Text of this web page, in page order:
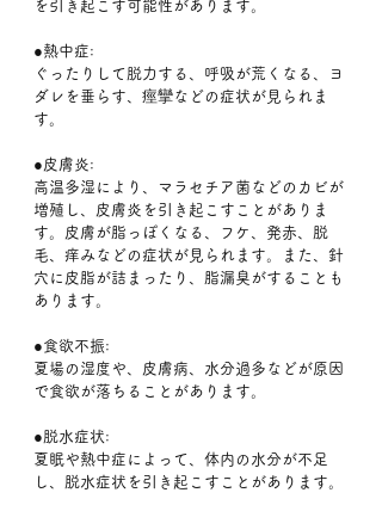
を引き起こす可能性があります。﻿
●熱中症:
ぐったりして脱力する、呼吸が荒くなる、ヨ
ダレを垂らす、痙攣などの症状が見られま
す。﻿
●皮膚炎:
高温多湿により、マラセチア菌などのカビが
増殖し、皮膚炎を引き起こすことがありま
す。皮膚が脂っぽくなる、フケ、発赤、脱
毛、痒みなどの症状が見られます。また、針
穴に皮脂が詰まったり、脂漏臭がすることも
あります。﻿
●食欲不振:
夏場の湿度や、皮膚病、水分過多などが原因
で食欲が落ちることがあります。﻿
●脱水症状:
夏眠や熱中症によって、体内の水分が不足
し、脱水症状を引き起こすことがあります。﻿